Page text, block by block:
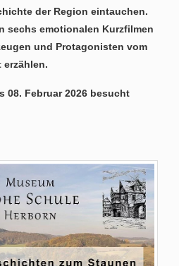
der Region eintauchen.
sechs emotionalen Kurzfilmen
und Protagonisten vom
erzählen.
08. Februar 2026 besucht